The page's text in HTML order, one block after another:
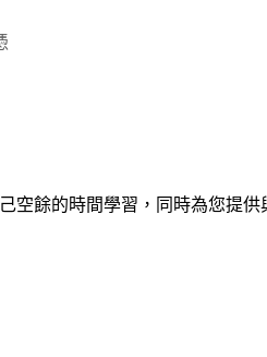
空餘的時間學習，同時為您提供